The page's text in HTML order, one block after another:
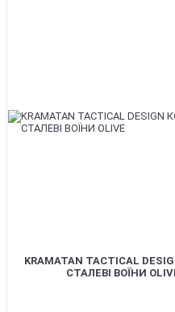
KRAMATAN TACTICAL
СТАЛЕВІ ВОЇНИ